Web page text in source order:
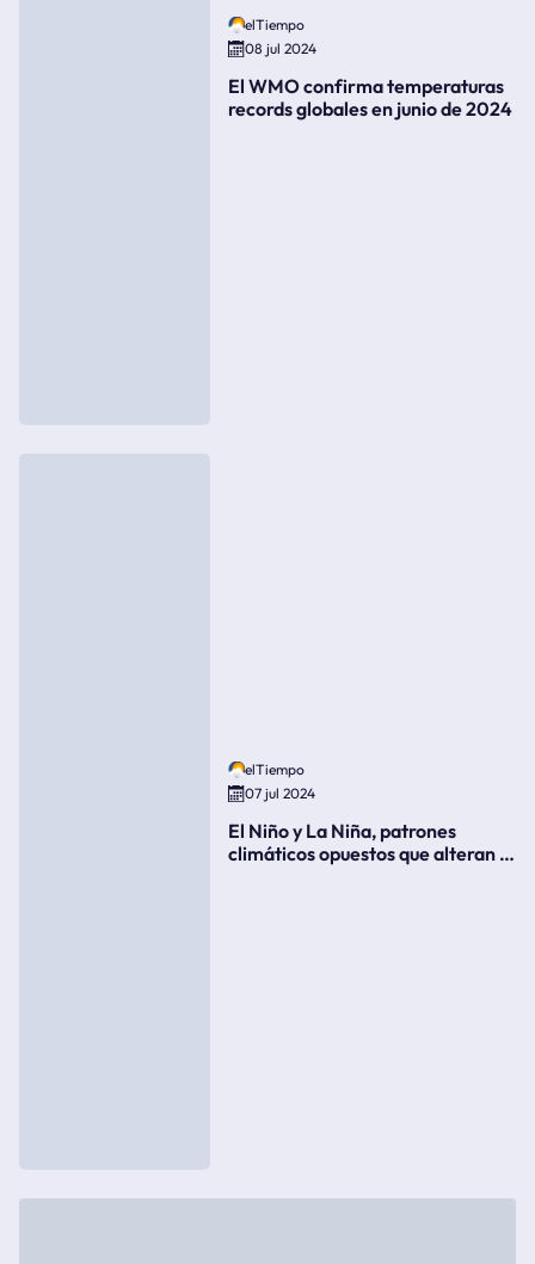
elTiempo
08 jul 2024
El WMO confirma temperaturas
records globales en junio de 2024
elTiempo
07 jul 2024
El Niño y La Niña, patrones
climáticos opuestos que alteran la